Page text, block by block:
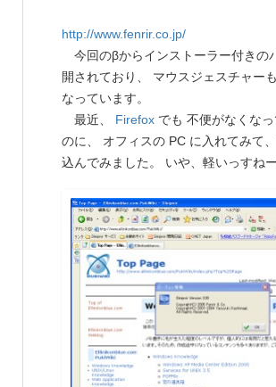
http://www.fenrir.co.jp/
今回のβからインストーラー付きの
開されており、 マウスジェスチャー
なっています。
最近、 Firefox でも 不便がなくな
のに、 オフィスの PC に入れてみて
込んでみました。 いや、軽いっすねー